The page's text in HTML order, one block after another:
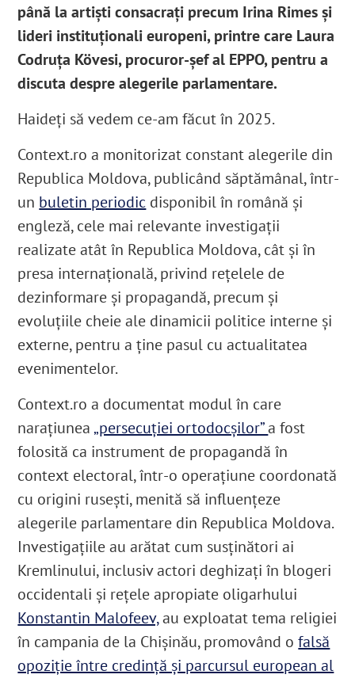
până la artiști consacrați precum Irina Rimes și
lideri instituționali europeni, printre care Laura
Codruța Kövesi, procuror-șef al EPPO, pentru a
discuta despre alegerile parlamentare.
Haideți să vedem ce-am făcut în 2025.
Context.ro a monitorizat constant alegerile din
Republica Moldova, publicând săptămânal, într-
un buletin periodic disponibil în română și
engleză, cele mai relevante investigații
realizate atât în Republica Moldova, cât și în
presa internațională, privind rețelele de
dezinformare și propagandă, precum și
evoluțiile cheie ale dinamicii politice interne și
externe, pentru a ține pasul cu actualitatea
evenimentelor.
Context.ro a documentat modul în care
narațiunea „persecuției ortodocșilor”a fost
folosită ca instrument de propagandă în
context electoral, într-o operațiune coordonată
cu origini rusești, menită să influențeze
alegerile parlamentare din Republica Moldova.
Investigațiile au arătat cum susținători ai
Kremlinului, inclusiv actori deghizați în blogeri
occidentali și rețele apropiate oligarhului
Konstantin Malofeev,au exploatat tema religiei
în campania de la Chișinău, promovând ofalsă
opoziție între credință și parcursul european al